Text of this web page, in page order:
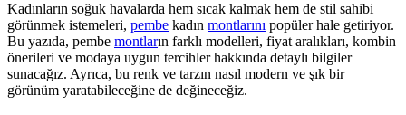
Kadınların soğuk havalarda hem sıcak kalmak hem de stil sahibi
görünmek istemeleri, pembe kadın montlarını popüler hale getiriyor.
Bu yazıda, pembe montların farklı modelleri, fiyat aralıkları, kombin
önerileri ve modaya uygun tercihler hakkında detaylı bilgiler
sunacağız. Ayrıca, bu renk ve tarzın nasıl modern ve şık bir
görünüm yaratabileceğine de değineceğiz.